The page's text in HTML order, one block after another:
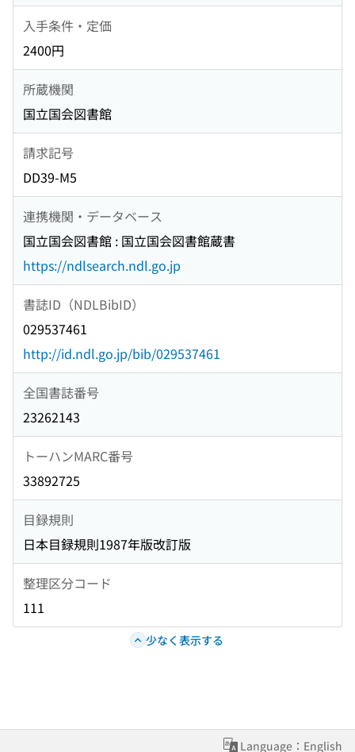
入手条件・定価
2400円
所蔵機関
国立国会図書館
請求記号
DD39-M5
連携機関・データベース
国立国会図書館 : 国立国会図書館蔵書
https://ndlsearch.ndl.go.jp
書誌ID（NDLBibID）
029537461
http://id.ndl.go.jp/bib/029537461
全国書誌番号
23262143
トーハンMARC番号
33892725
目録規則
日本目録規則1987年版改訂版
整理区分コード
111
少なく表示する
Language：English